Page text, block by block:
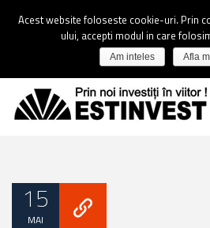
15
MAI
Acest website foloseste cookie-uri. Prin
ului, accepti modul in care
Am inteles Afla